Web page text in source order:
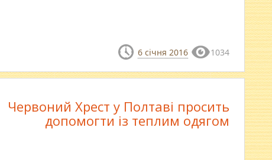
6 січня 2016 1034
Червоний Хрест у Полтаві просить
допомогти із теплим одягом